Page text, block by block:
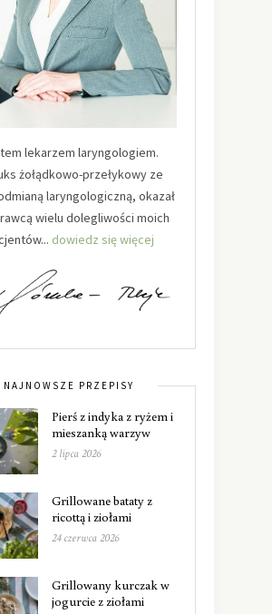
lekarzem laryngologiem.
żołądkowo-przełykowy ze
laryngologiczną, okazał
wielu dolegliwości moich
dowiedz się więcej
NAJNOWSZE PRZEPISY
Pierś z indyka z ryżem i
mieszanką warzyw
2 lipca 2026
Grillowane bataty z
ricottą i ziołami
24 czerwca 2026
Grillowany kurczak w
jogurcie z ziołami